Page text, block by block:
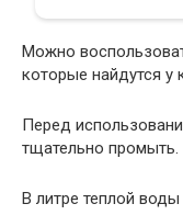
Можно
которые найдутся у
Перед
тщательно промыть.
В литре теплой